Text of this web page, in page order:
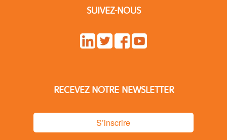
SUIVEZ-NOUS
RECEVEZ NOTRE NEWSLETTER
S’inscrire